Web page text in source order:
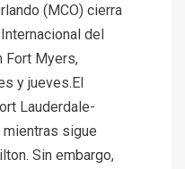
(MCO) cierra
del
Fort Myers,
y jueves.El
Lauderdale-
sigue
Sin embargo,